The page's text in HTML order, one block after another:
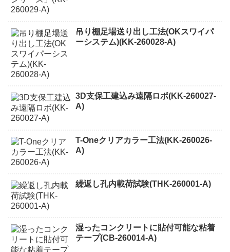
吊り棚足場送り出し工法(OKスワイパ
ーシステム)(KK-260028-A)
3D支保工建込み遠隔ロボ(KK-260027-
A)
T-Oneクリアカラー工法(KK-260026-
A)
繰返し孔内載荷試験(THK-260001-A)
湿ったコンクリートに貼付可能な粘着
テープ(CB-260014-A)